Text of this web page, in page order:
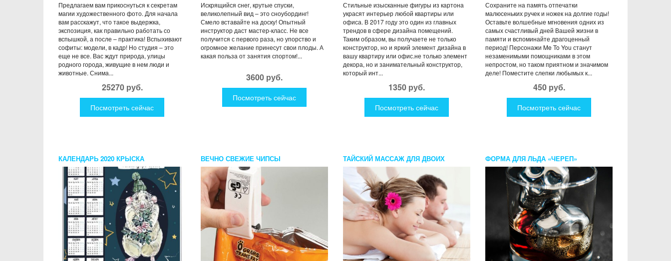
Предлагаем вам прикоснуться к секретам
магии художественного фото. Для начала
вам расскажут, что такое выдержка,
экспозиция, как правильно работать со
вспышкой, а после – практика! Вспыхивают
софиты: модели, в кадр! Но студия – это
еще не все. Вас ждут природа, улицы
родного города, живущие в нем люди и
животные. Снима...
25270 руб.
Посмотреть сейчас
Искрящийся снег, крутые спуски,
великолепный вид – это сноубординг!
Смело вставайте на доску! Опытный
инструктор даст мастер-класс. Не все
получится с первого раза, но упорство и
огромное желание принесут свои плоды. А
какая польза от занятия спортом!...
3600 руб.
Посмотреть сейчас
Стильные изысканные фигуры из картона
украсят интерьер любой квартиры или
офиса. В 2017 году это один из главных
трендов в сфере дизайна помещений.
Таким образом, вы получаете не только
конструктор, но и яркий элемент дизайна в
вашу квартиру или офис.не только элемент
декора, но и занимательный конструктор,
который инт...
1350 руб.
Посмотреть сейчас
Сохраните на память отпечатки
малюсеньких ручек и ножек на долгие годы!
Оставьте волшебные мгновения одних из
самых счастливый дней Вашей жизни в
памяти и вспоминайте драгоценный
период! Персонажи Me To You станут
незаменимыми помощниками в этом
непростом, но таком приятном и значимом
деле! Поместите слепки любымых к...
450 руб.
Посмотреть сейчас
КАЛЕНДАРЬ 2020 КРЫСКА ВЕЧНО СВЕЖИЕ ЧИПСЫ ТАЙСКИЙ МАССАЖ ДЛЯ ДВОИХ ФОРМА ДЛЯ ЛЬДА «ЧЕРЕП»